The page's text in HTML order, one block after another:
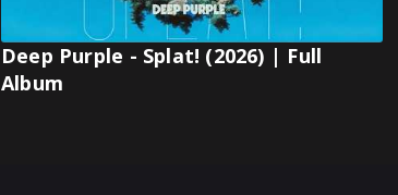
Deep Purple - Splat! (2026) | Full
Album